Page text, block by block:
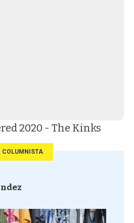
2020 - The Kinks
COLUMNISTA